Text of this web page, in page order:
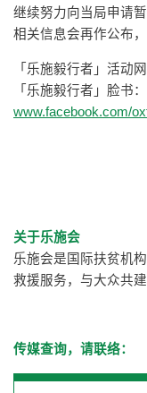
继续努力向当局申请
相关信息会再作公布
「乐施毅行者」活动网
「乐施毅行者」脸书：
www.facebook.com/
关于乐施会
乐施会是国际扶贫机
救援服务，与大众共
传媒查询，请联络：